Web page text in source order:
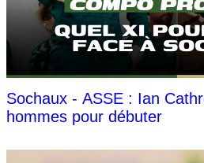
Sochaux - ASSE : Ian
hommes pour débuter